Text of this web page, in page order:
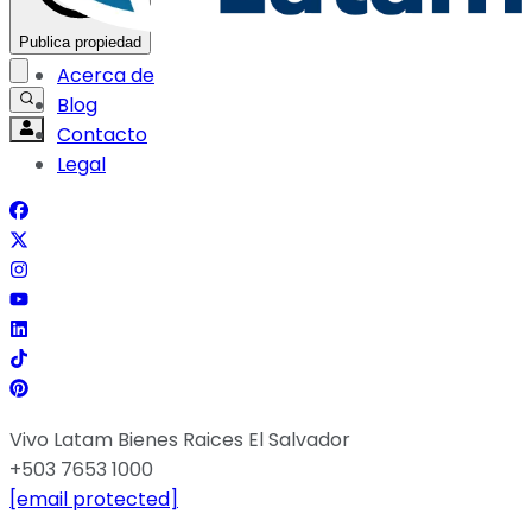
Publica propiedad
Acerca de
Blog
Contacto
Legal
Vivo Latam Bienes Raices El Salvador
+503 7653 1000
[email protected]